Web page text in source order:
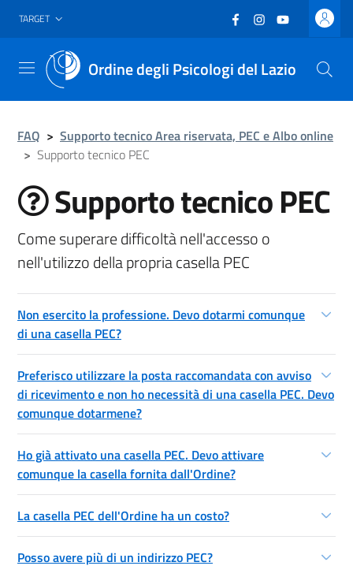
Vai al header
Vai al contenuto principale
Vai al footer
TARGET Facebook
(nuova scheda -
Instagram
(nuova scheda
YouTube
(nuova
Ordine degli Psicologi del Lazio
Menu
FAQ > Supporto tecnico Area riservata, PEC e Albo online
> Supporto tecnico PEC
Supporto tecnico PEC
Come superare difficoltà nell'accesso o
nell'utilizzo della propria casella PEC
Non esercito la professione. Devo dotarmi comunque
di una casella PEC?
Preferisco utilizzare la posta raccomandata con avviso
di ricevimento e non ho necessità di una casella PEC. Devo
comunque dotarmene?
Ho già attivato una casella PEC. Devo attivare
comunque la casella fornita dall'Ordine?
La casella PEC dell'Ordine ha un costo?
Posso avere più di un indirizzo PEC?